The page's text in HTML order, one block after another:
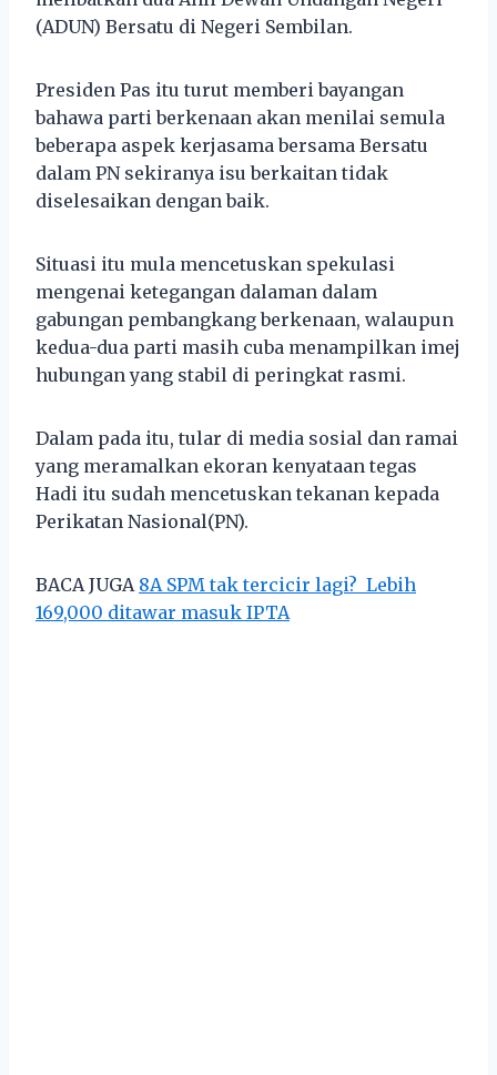
(ADUN) Bersatu di Negeri Sembilan.
Presiden Pas itu turut memberi bayangan
bahawa parti berkenaan akan menilai semula
beberapa aspek kerjasama bersama Bersatu
dalam PN sekiranya isu berkaitan tidak
diselesaikan dengan baik.
Situasi itu mula mencetuskan spekulasi
mengenai ketegangan dalaman dalam
gabungan pembangkang berkenaan, walaupun
kedua-dua parti masih cuba menampilkan imej
hubungan yang stabil di peringkat rasmi.
Dalam pada itu, tular di media sosial dan ramai
yang meramalkan ekoran kenyataan tegas
Hadi itu sudah mencetuskan tekanan kepada
Perikatan Nasional(PN).
BACA JUGA 8A SPM tak tercicir lagi? Lebih
169,000 ditawar masuk IPTA